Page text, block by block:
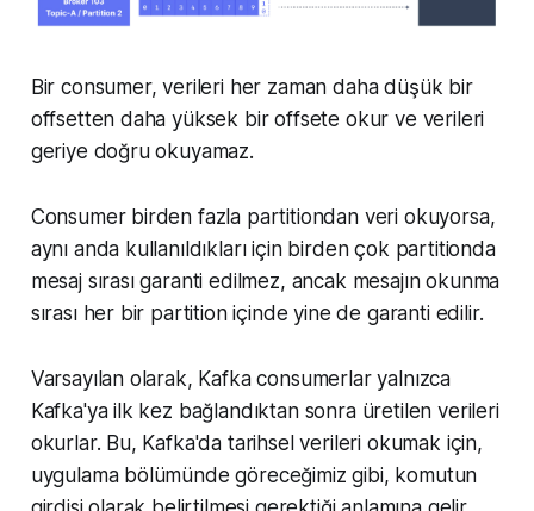
Bir consumer, verileri her zaman daha düşük bir
offsetten daha yüksek bir offsete okur ve verileri
geriye doğru okuyamaz.
Consumer birden fazla partitiondan veri okuyorsa,
aynı anda kullanıldıkları için birden çok partitionda
mesaj sırası garanti edilmez, ancak mesajın okunma
sırası her bir partition içinde yine de garanti edilir.
Varsayılan olarak, Kafka consumerlar yalnızca
Kafka'ya ilk kez bağlandıktan sonra üretilen verileri
okurlar. Bu, Kafka'da tarihsel verileri okumak için,
uygulama bölümünde göreceğimiz gibi, komutun